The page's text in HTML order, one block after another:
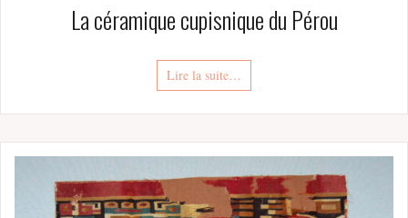
La céramique cupisnique du Pérou
Lire la suite…